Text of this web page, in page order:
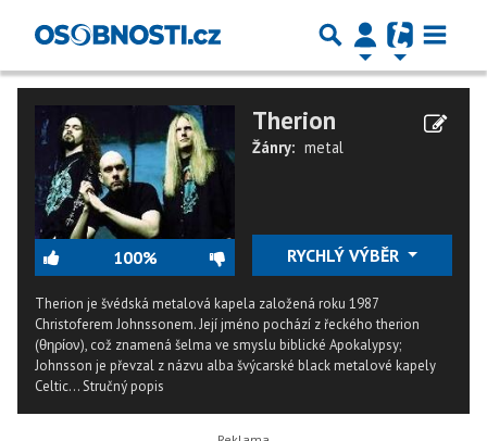
100%
Therion
Žánry: metal
RYCHLÝ VÝBĚR
Therion je švédská metalová kapela založená roku 1987
Christoferem Johnssonem. Její jméno pochází z řeckého therion
(θηρίον), což znamená šelma ve smyslu biblické Apokalypsy;
Johnsson je převzal z názvu alba švýcarské black metalové kapely
Celtic...Stručný popis